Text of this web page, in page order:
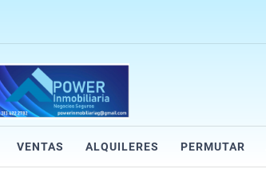
VENTAS ALQUILERES PERMUTAR